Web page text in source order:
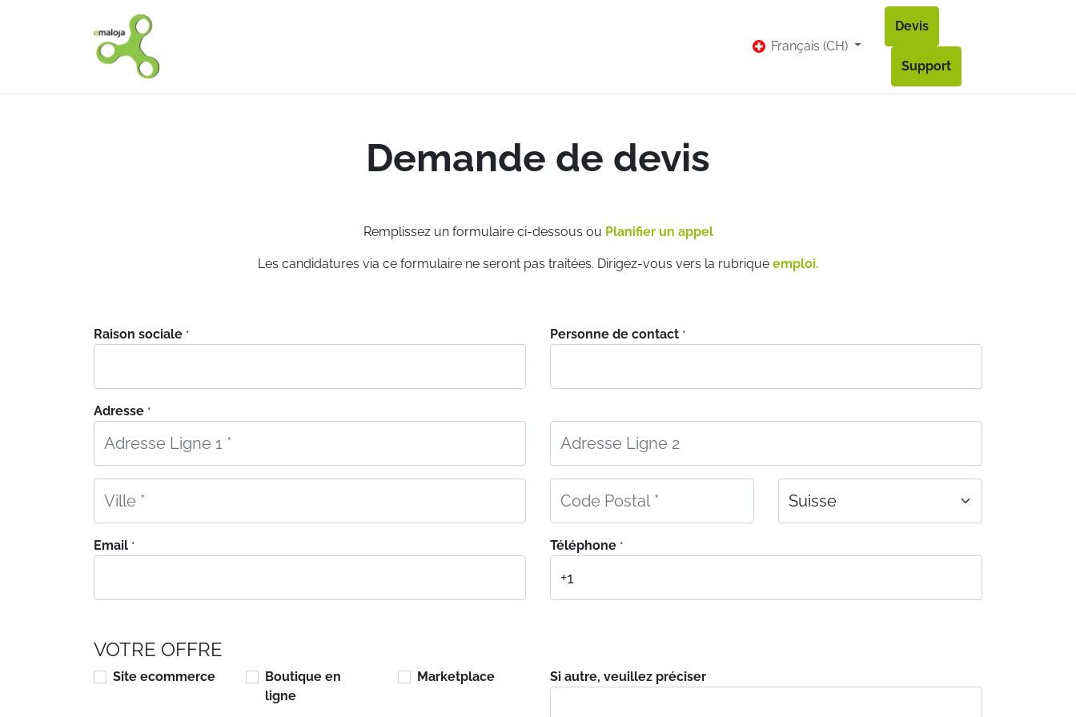
Bl​og Contact Accès à mon compte
Français (CH)
Devis
Support
Demande de devis
Remplissez un formulaire ci-dessous ou Planifier un appel
Les candidatures via ce formulaire ne seront pas traitées. Dirigez-vous vers la rubrique emploi.
Raison sociale * Personne de contact *
Adresse *
Email * Téléphone *
VOTRE OFFRE
Site ecommerce
Boutique en
ligne
Marketplace Si autre, veuillez préciser